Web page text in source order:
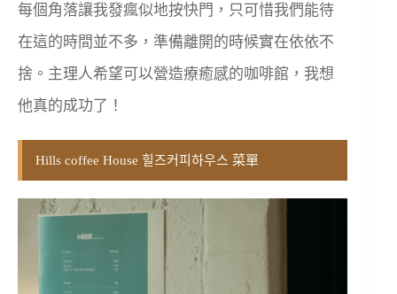
每個角落讓我發瘋似地按快門，只可惜我們能待
在這的時間並不多，準備離開的時候實在依依不
捨。主理人希望可以營造療癒感的咖啡館，我想
他真的成功了！
Hills coffee House 힐즈커피하우스 菜單